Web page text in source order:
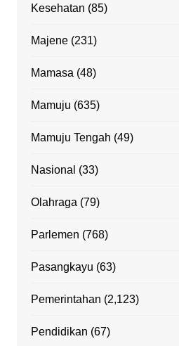
Kesehatan (85)
Majene(231)
Mamasa(48)
Mamuju (635)
Mamuju Tengah (49)
Nasional (33)
Olahraga(79)
Parlemen (768)
Pasangkayu (63)
Pemerintahan (2,123)
Pendidikan (67)